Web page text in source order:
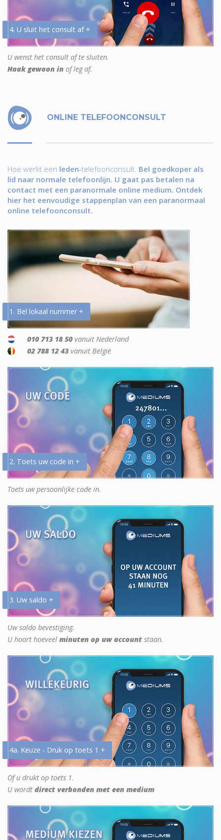
4. U sluit het consult af +
U wenst het consult af te sluiten.
Haak gewoon in of leg af.
ONLINE TELEFOONCONSULT
Hoe werkt een leden-telefoonconsult. Bel goedkoper als
lid naar normale telefoonlijn. U gaat pas betalen na
contact met een paranormale online medium. Ontdek
hier het eenvoudige stappenplan van een paranormaal
online telefoonconsult.
1. Bel lokaal nummer +
010 713 18 50 vanuit Nederland
02 788 12 43 vanuit België
2. Toets uw code in +
Toets uw persoonlijke code in.
3. Uw saldo +
Uw saldo bevestiging.
U hoort hoeveel minuten op uw account staan.
4a. Keuze - Druk op toets 1 +
Of u drukt op toets 1.
U wordt direct verbonden met een medium